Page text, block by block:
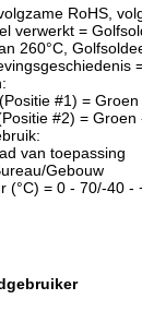
RoHS,
verwerkt =
260°C,
#1) =
#2) =
van toepassing
Gebouw
(°C) = 0 - 70/-40 -